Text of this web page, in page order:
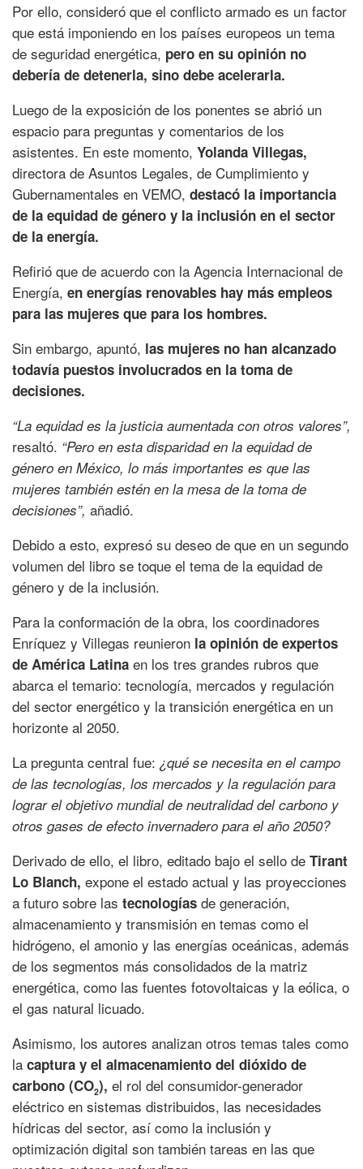
Por ello, consideró que el conflicto armado es un factor
que está imponiendo en los países europeos un tema
de seguridad energética, pero en su opinión no
debería de detenerla, sino debe acelerarla.
Luego de la exposición de los ponentes se abrió un
espacio para preguntas y comentarios de los
asistentes. En este momento, Yolanda Villegas,
directora de Asuntos Legales, de Cumplimiento y
Gubernamentales en VEMO, destacó la importancia
de la equidad de género y la inclusión en el sector
de la energía.
Refirió que de acuerdo con la Agencia Internacional de
Energía, en energías renovables hay más empleos
para las mujeres que para los hombres.
Sin embargo, apuntó, las mujeres no han alcanzado
todavía puestos involucrados en la toma de
decisiones.
“La equidad es la justicia aumentada con otros valores”,
resaltó. “Pero en esta disparidad en la equidad de
género en México, lo más importantes es que las
mujeres también estén en la mesa de la toma de
decisiones”, añadió.
Debido a esto, expresó su deseo de que en un segundo
volumen del libro se toque el tema de la equidad de
género y de la inclusión.
Para la conformación de la obra, los coordinadores
Enríquez y Villegas reunieron la opinión de expertos
de América Latina en los tres grandes rubros que
abarca el temario: tecnología, mercados y regulación
del sector energético y la transición energética en un
horizonte al 2050.
La pregunta central fue: ¿qué se necesita en el campo
de las tecnologías, los mercados y la regulación para
lograr el objetivo mundial de neutralidad del carbono y
otros gases de efecto invernadero para el año 2050?
Derivado de ello, el libro, editado bajo el sello de Tirant
Lo Blanch, expone el estado actual y las proyecciones
a futuro sobre las tecnologías de generación,
almacenamiento y transmisión en temas como el
hidrógeno, el amonio y las energías oceánicas, además
de los segmentos más consolidados de la matriz
energética, como las fuentes fotovoltaicas y la eólica, o
el gas natural licuado.
Asimismo, los autores analizan otros temas tales como
la captura y el almacenamiento del dióxido de
carbono (CO2), el rol del consumidor-generador
eléctrico en sistemas distribuidos, las necesidades
hídricas del sector, así como la inclusión y
optimización digital son también tareas en las que